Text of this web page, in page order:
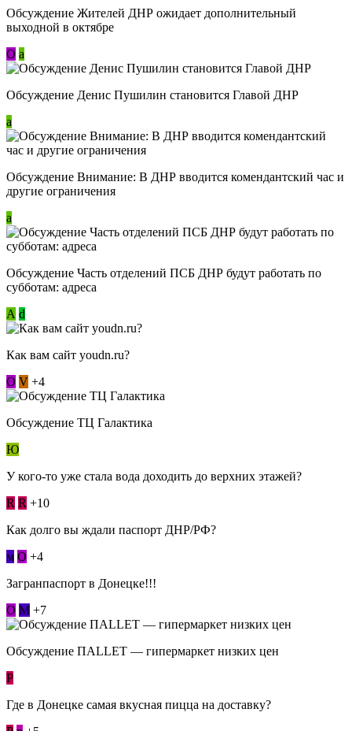
Обсуждение Жителей ДНР ожидает дополнительный
выходной в октябре
О a
Обсуждение Денис Пушилин становится Главой ДНР
a
Обсуждение Внимание: В ДНР вводится комендантский час и
другие ограничения
a
Обсуждение Часть отделений ПСБ ДНР будут работать по
субботам: адреса
А d
Как вам сайт youdn.ru?
О V +4
Обсуждение ТЦ Галактика
Ю
У кого-то уже стала вода доходить до верхних этажей?
R R +10
Как долго вы ждали паспорт ДНР/РФ?
м О +4
Загранпаспорт в Донецке!!!
О М +7
Обсуждение ПАLLЕТ — гипермаркет низких цен
Р
Где в Донецке самая вкусная пицца на доставку?